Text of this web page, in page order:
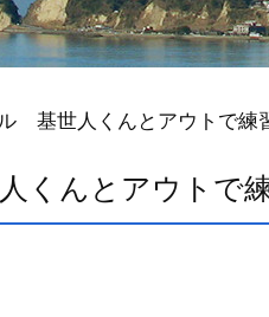
基世人くんとアウトで練
くんとアウトで練